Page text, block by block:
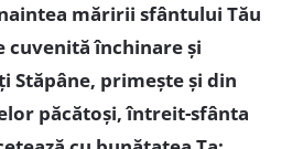
măririi sfântului Tău
cuvenită închinare și
Stăpâne, primește și din
păcătoși, întreit-sfânta